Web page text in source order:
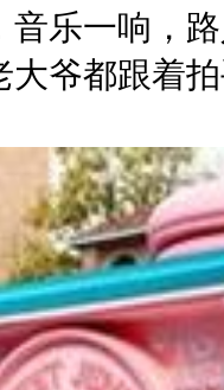
音乐一响，
爷都跟着